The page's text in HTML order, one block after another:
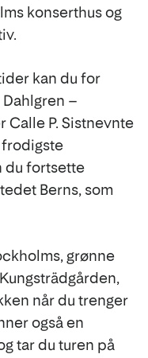
konserthus og
kan du for
–
Calle P. Sistnevnte
frodigste
du fortsette
Berns, som
grønne
når du trenger
også en
tar du turen på